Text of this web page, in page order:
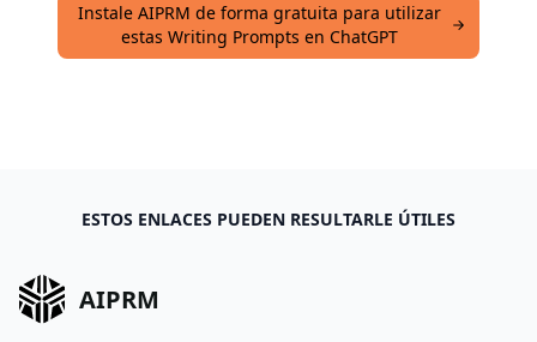
Instale AIPRM de forma gratuita para utilizar
estas Writing Prompts en ChatGPT
ESTOS ENLACES PUEDEN RESULTARLE ÚTILES
AIPRM